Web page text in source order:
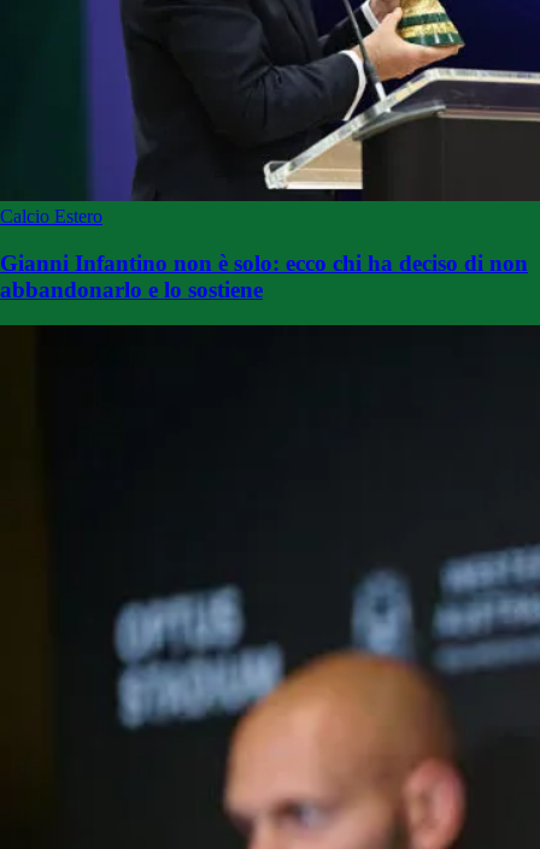
Calcio Estero
Gianni Infantino non è solo: ecco chi ha deciso di non
abbandonarlo e lo sostiene